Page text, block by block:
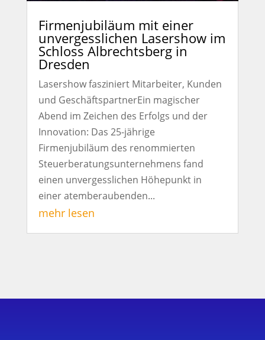
Firmenjubiläum mit einer
unvergesslichen Lasershow im
Schloss Albrechtsberg in
Dresden
Lasershow fasziniert Mitarbeiter, Kunden
und GeschäftspartnerEin magischer
Abend im Zeichen des Erfolgs und der
Innovation: Das 25-jährige
Firmenjubiläum des renommierten
Steuerberatungsunternehmens fand
einen unvergesslichen Höhepunkt in
einer atemberaubenden...
mehr lesen